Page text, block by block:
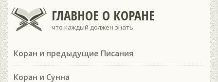
ГЛАВНОЕ О КОРАНЕ
что каждый должен знать
Коран и предыдущие Писания
Коран и Сунна